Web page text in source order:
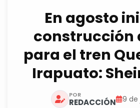
En agosto
construcción
para el tren
Irapuato:
POR
REDACCIÓN 9 de